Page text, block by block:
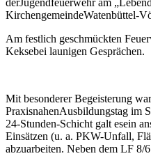
derJugendfeuerwehr am
KirchengemeindeWatenbüttel-
Am festlich geschmückten
Keksebei launigen Gesprächen.
Mit besonderer Begeisterung
PraxisnahenAusbildungstag im
24-Stunden-Schicht galt esein
Einsätzen (u. a. PKW-Unfall,
abzuarbeiten. Neben dem LF 8/